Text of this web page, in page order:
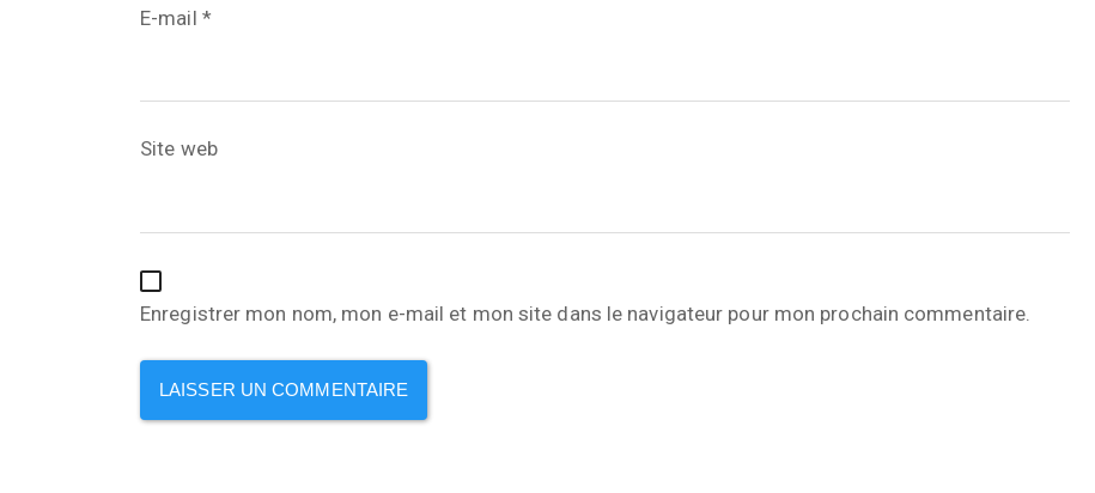
E-mail *
Site web
Enregistrer mon nom, mon e-mail et mon site dans le navigateur pour mon prochain commentaire.